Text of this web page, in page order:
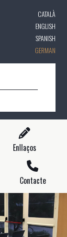
CATALÀ
ENGLISH
SPANISH
GERMAN
Enllaços
Contacte